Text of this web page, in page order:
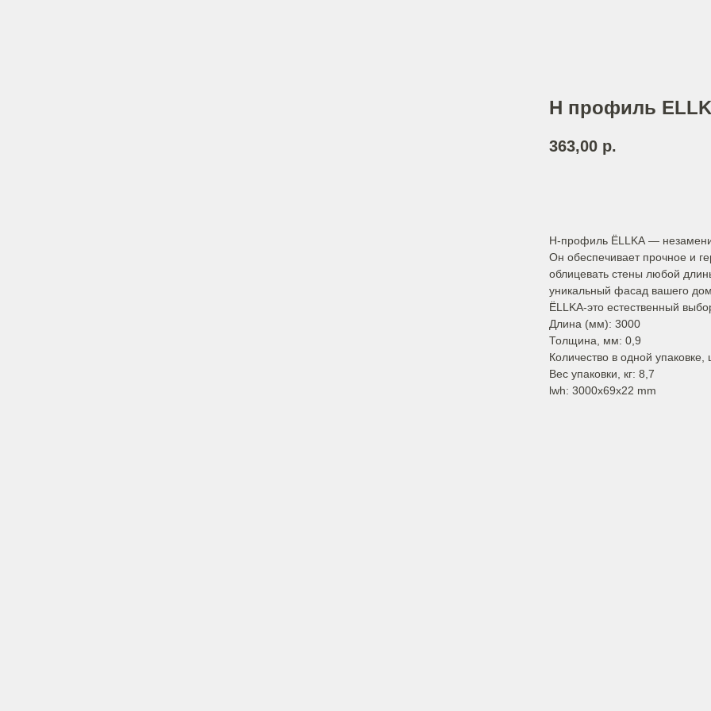
Н профиль
363,00 р.
H-профиль ЁLLKA —
Он обеспечивает прочное и
облицевать стены любой
уникальный фасад вашего
ЁLLKA-это естественный
Длина (мм): 3000
Толщина, мм: 0,9
Количество в одной упаковке,
Вес упаковки, кг: 8,7
lwh: 3000x69x22 mm